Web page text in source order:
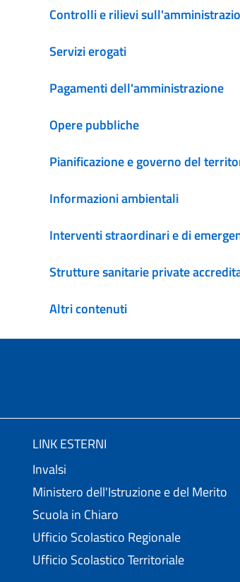
Controlli e rilievi
Servizi erogati
Pagamenti dell'amministrazione
Opere pubbliche
Pianificazione e governo del
Informazioni ambientali
Interventi straordinari e di
Strutture sanitarie private
Altri contenuti
LINK ESTERNI
Invalsi
Ministero dell'Istruzione e del Merito
Scuola in Chiaro
Ufficio Scolastico Regionale
Ufficio Scolastico Territoriale